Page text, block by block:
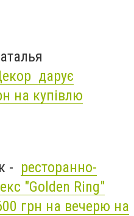
дарує
на купівлю
- ресторанно-
"Golden Ring"
грн на вечерю на